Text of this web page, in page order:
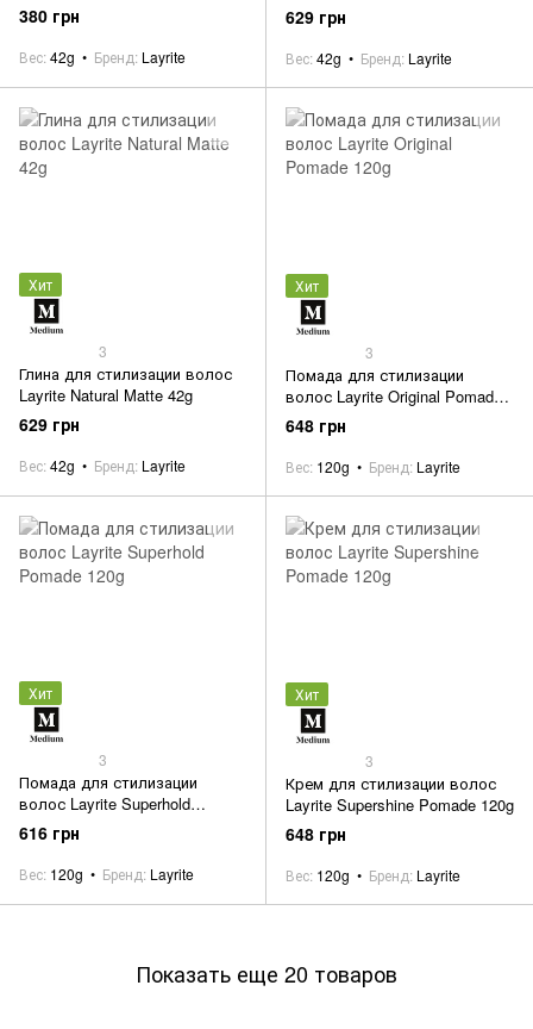
380 грн
Вес 42g Бренд Layrite
629 грн
Вес 42g Бренд Layrite
Хит
3
Глина для стилизации волос
Layrite Natural Matte 42g
629 грн
Вес 42g Бренд Layrite
Хит
3
Помада для стилизации
волос Layrite Original Pomade
120g
648 грн
Вес 120g Бренд Layrite
Хит
3
Помада для стилизации
волос Layrite Superhold
Pomade 120g
616 грн
Вес 120g Бренд Layrite
Хит
3
Крем для стилизации волос
Layrite Supershine Pomade 120g
648 грн
Вес 120g Бренд Layrite
Показать еще 20 товаров